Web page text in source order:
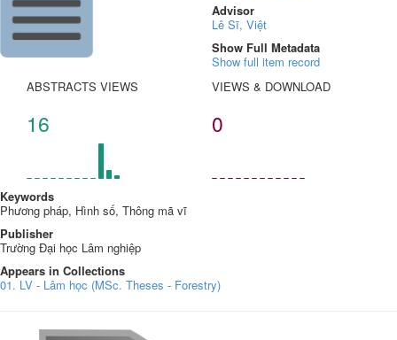
Advisor
Lê Sĩ, Việt
Show Full Metadata
Show full item record
ABSTRACTS VIEWS
16
VIEWS & DOWNLOAD
0
Keywords
Phương pháp, Hình số, Thông mã vĩ
Publisher
Trường Đại học Lâm nghiệp
Appears in Collections
01. LV - Lâm học (MSc. Theses - Forestry)